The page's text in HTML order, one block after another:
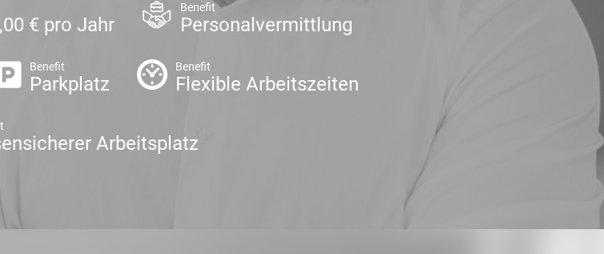
€ pro Jahr
Benefit
Personalvermittlung
Benefit
Parkplatz
Benefit
Flexible Arbeitszeiten
Arbeitsplatz